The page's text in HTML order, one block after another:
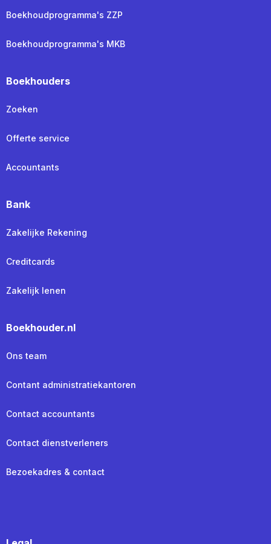
Boekhoudprogramma's ZZP
Boekhoudprogramma's MKB
Boekhouders
Zoeken
Offerte service
Accountants
Bank
Zakelijke Rekening
Creditcards
Zakelijk lenen
Boekhouder.nl
Ons team
Contant administratiekantoren
Contact accountants
Contact dienstverleners
Bezoekadres & contact